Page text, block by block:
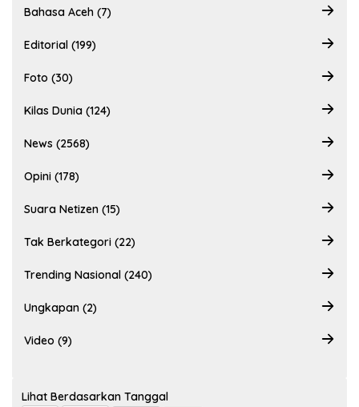
Bahasa Aceh (7)
Editorial (199)
Foto (30)
Kilas Dunia (124)
News (2568)
Opini (178)
Suara Netizen (15)
Tak Berkategori (22)
Trending Nasional (240)
Ungkapan (2)
Video (9)
Lihat Berdasarkan Tanggal